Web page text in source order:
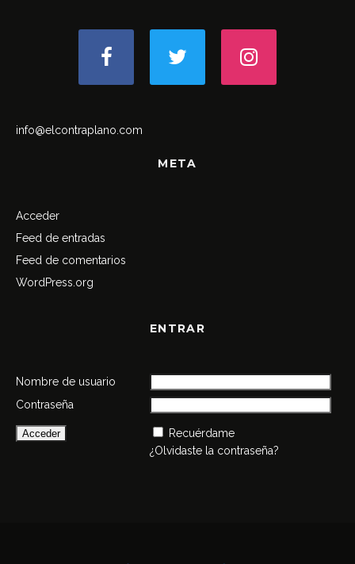
info@elcontraplano.com
META
Acceder
Feed de entradas
Feed de comentarios
WordPress.org
ENTRAR
Nombre de usuario
Contraseña
Recuérdame
¿Olvidaste la contraseña?